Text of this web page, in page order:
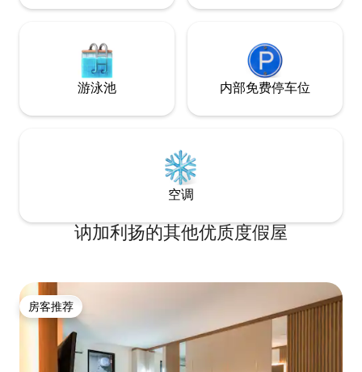
游泳池 内部免费停车位
空调
讷加利扬的其他优质度假屋
房客推荐
房客推荐